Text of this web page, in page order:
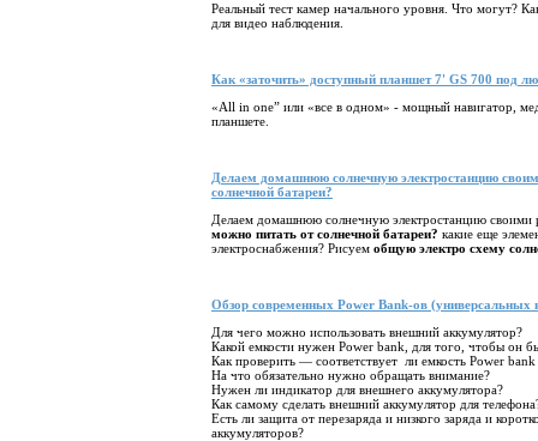
Реальный тест камер начального уровня. Что могут?
для видео наблюдения.
Как «заточить» доступный планшет 7' GS 700 под
«All in one” или «все в одном» - мощный навигатор,
планшете.
Делаем домашнюю солнечную электростанцию
солнечной батареи?
Делаем домашнюю солнечную электростанцию
можно питать от солнечной батареи? какие еще
электроснабжения? Рисуем общую электро схему
Обзор современных Power Bank-ов
Для чего можно использовать внешний аккумулятор?
Какой емкости нужен Power bank, для того, чтобы он
Как проверить — соответствует ли емкость Power bank
На что обязательно нужно обращать внимание?
Нужен ли индикатор для внешнего аккумулятора?
Как самому сделать внешний аккумулятор для
Есть ли защита от перезаряда и низкого заряда и
аккумуляторов?